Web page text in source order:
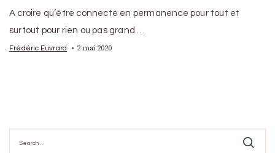
A croire qu’être connecté en permanence pour tout et
surtout pour rien ou pas grand …
Frédéric Euvrard 2 mai 2020
for: